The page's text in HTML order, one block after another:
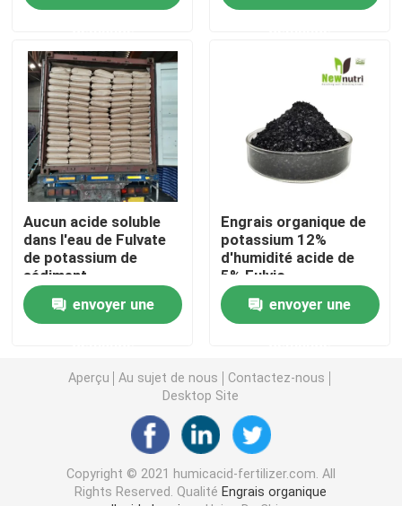
Poudre acide de Fulvic
Acide humique de sodium
Poudre composée d'acide aminé
Engrais d'acide humique
Potassium Fulvic acide
engrais liquide d'extrait d'algue
Engrais d'acide aminé
Poudre soluble d'acide humique
Aucun acide soluble
dans l'eau de Fulvate
de potassium de
sédiment
envoyer une
Engrais organique de
potassium 12%
d'humidité acide de
5% Fulvic
envoyer une
Aperçu Au sujet de nous
Contactez-nous
Desktop Site
Copyright © 2021 humicacid-fertilizer.com. All
Rights Reserved. Qualité Engrais organique